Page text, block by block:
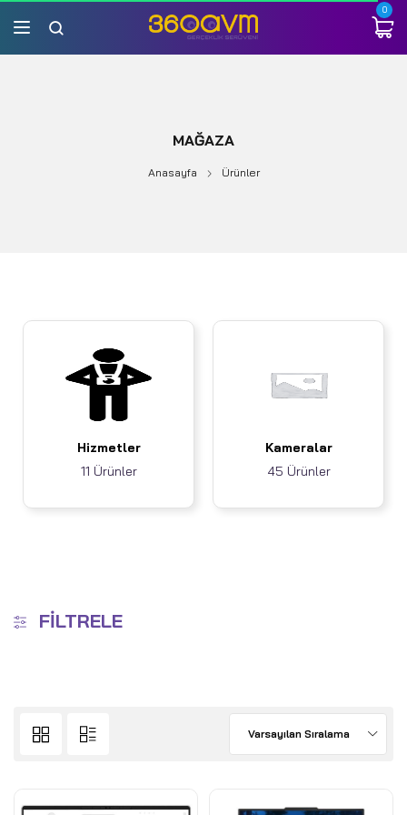
0
MAĞAZA
Anasayfa Ürünler
Hizmetler
11 Ürünler
Kameralar
45 Ürünler
FILTRELE
Varsayılan Sıralama